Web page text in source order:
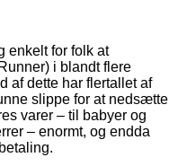
enkelt for folk at
i blandt flere
af dette har flertallet af
slippe for at nedsætte
varer – til babyer og
– enormt, og endda